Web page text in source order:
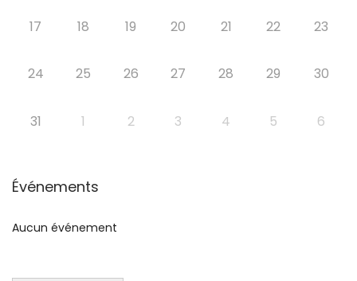
17 18 19 20 21 22 23
24 25 26 27 28 29 30
31 1 2 3 4 5 6
Événements
Aucun événement